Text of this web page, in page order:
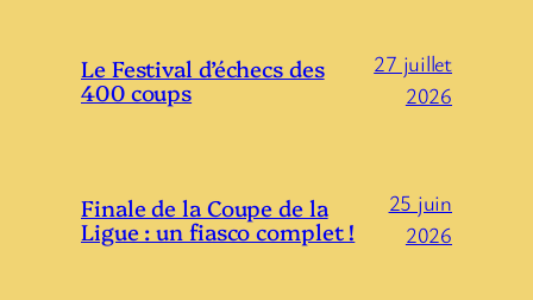
Le Festival d’échecs des
400 coups
27 juillet
2026
Finale de la Coupe de la
Ligue : un fiasco complet !
25 juin
2026